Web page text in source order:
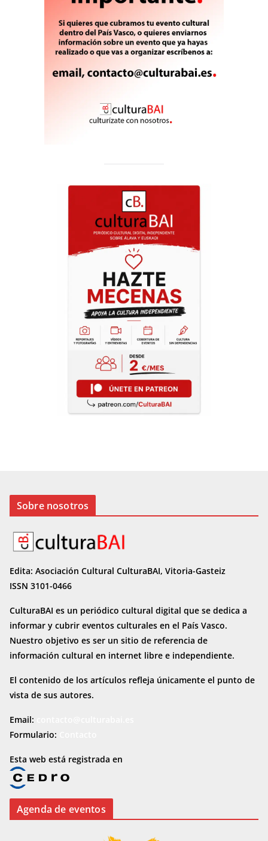
n ti
r
Sobre nosotros
Edita: Asociación Cultural CulturaBAI, Vitoria-Gasteiz
ISSN 3101-0466
CulturaBAI es un periódico cultural digital que se dedica a
informar y cubrir eventos culturales en el País Vasco.
Nuestro objetivo es ser un sitio de referencia de
información cultural en internet libre e independiente.
El contenido de los artículos refleja únicamente el punto de
vista de sus autores.
Email:
Formulario:
Esta web está registrada en
Agenda de eventos